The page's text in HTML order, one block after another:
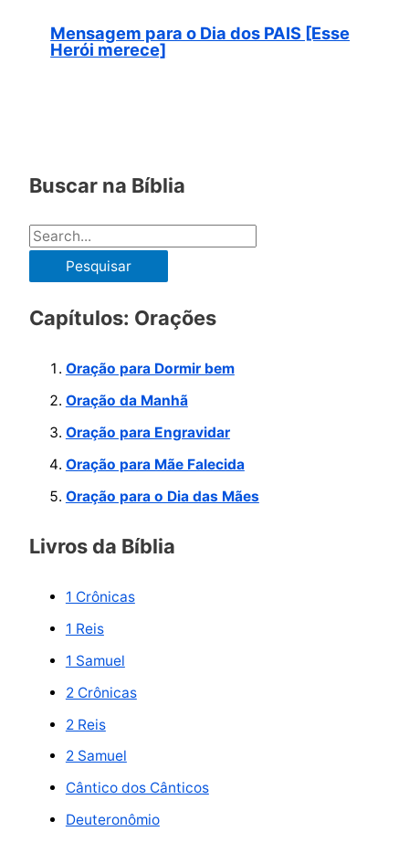
Mensagem para o Dia dos PAIS [Esse
Herói merece]
Buscar na Bíblia
P
q
r
Capítulos: Orações
Oração para Dormir bem
Oração da Manhã
Oração para Engravidar
Oração para Mãe Falecida
Oração para o Dia das Mães
Livros da Bíblia
1 Crônicas
1 Reis
1 Samuel
2 Crônicas
2 Reis
2 Samuel
Cântico dos Cânticos
Deuteronômio